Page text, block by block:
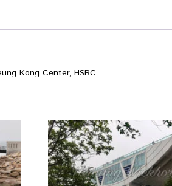
Kong Center, HSBC